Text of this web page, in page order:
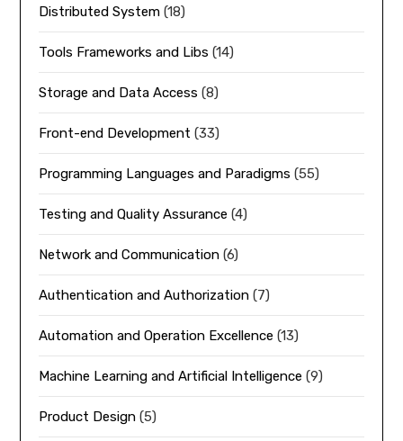
Distributed System (18)
Tools Frameworks and Libs (14)
Storage and Data Access (8)
Front-end Development (33)
Programming Languages and Paradigms (55)
Testing and Quality Assurance (4)
Network and Communication (6)
Authentication and Authorization (7)
Automation and Operation Excellence (13)
Machine Learning and Artificial Intelligence (9)
Product Design (5)